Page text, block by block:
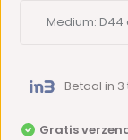
Betaal in
Gratis